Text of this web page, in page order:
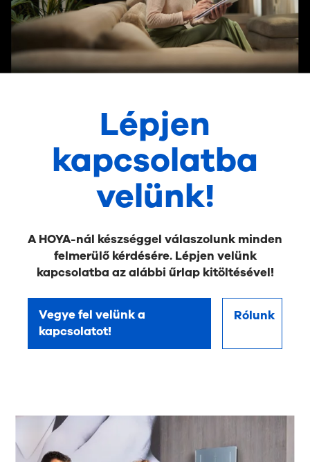
Lépjen
kapcsolatba
velünk!
A HOYA-nál készséggel válaszolunk minden
felmerülő kérdésére. Lépjen velünk
kapcsolatba az alábbi űrlap kitöltésével!
Vegye fel velünk a
kapcsolatot!
Rólunk